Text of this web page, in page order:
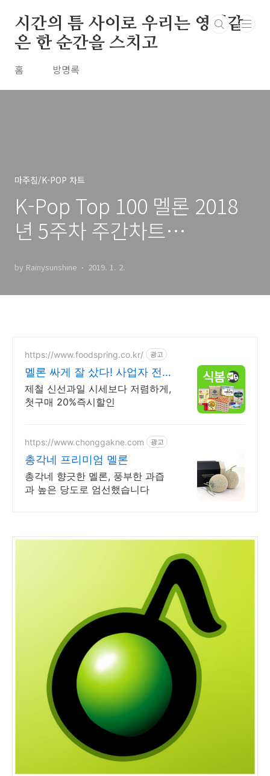
시간의 틈 사이로 우리는 영원같
은 한 순간을 스치고
홈 방명록
마주침/K-POP 차트
K-Pop Top 100 멜론 2018
년 5주차 주간차트
by Rainysunshine 2019. 1. 2.
https://www.foodspring.co.kr/ 광고
멜론 싸게 잘 샀다! 사업자 전용
특가
제철 신선과일 시세보다 저렴하게,
첫구매 20%즉시할인
https://www.chonggakne.com 광고
총각네 프리미엄 멜론
총각네 향긋한 멜론, 풍부한 과즙
과 높은 당도로 엄선했습니다